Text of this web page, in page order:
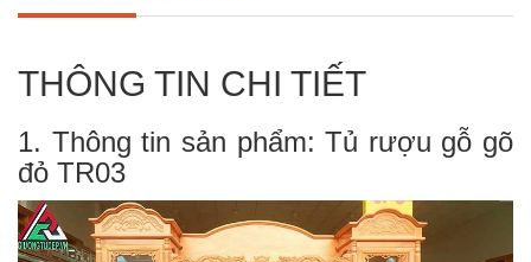
THÔNG TIN CHI TIẾT
1. Thông tin sản phẩm: Tủ rượu gỗ gõ
đỏ TR03